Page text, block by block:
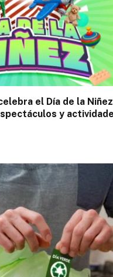
el Día de la
y